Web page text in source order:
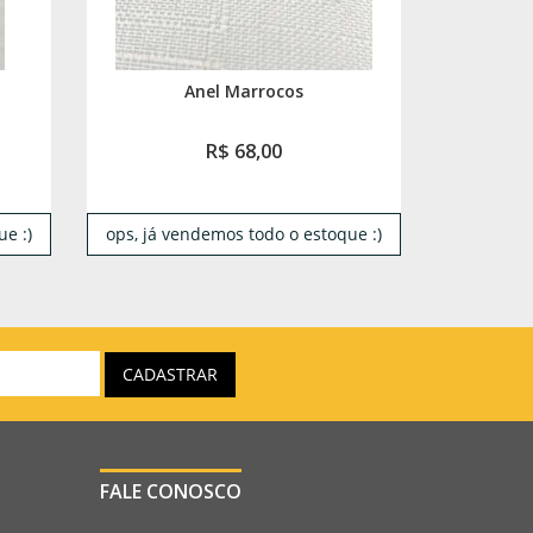
:)
Anel Marrocos
R$ 68,00
ops, já vendemos todo o estoque :)
FALE CONOSCO